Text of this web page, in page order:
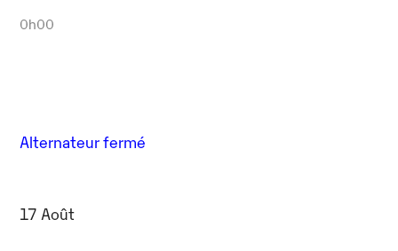
0h00
Alternateur fermé
17 Août